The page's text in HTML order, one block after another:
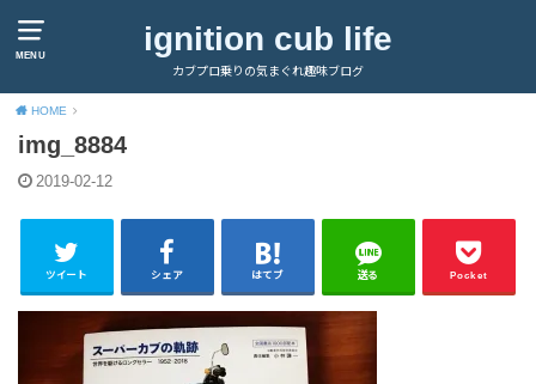
MENU ignition cub life
カブプロ乗りの気まぐれ趣味ブログ
HOME
img_8884
2019-02-12
ツイート シェア はてブ 送る Pocket